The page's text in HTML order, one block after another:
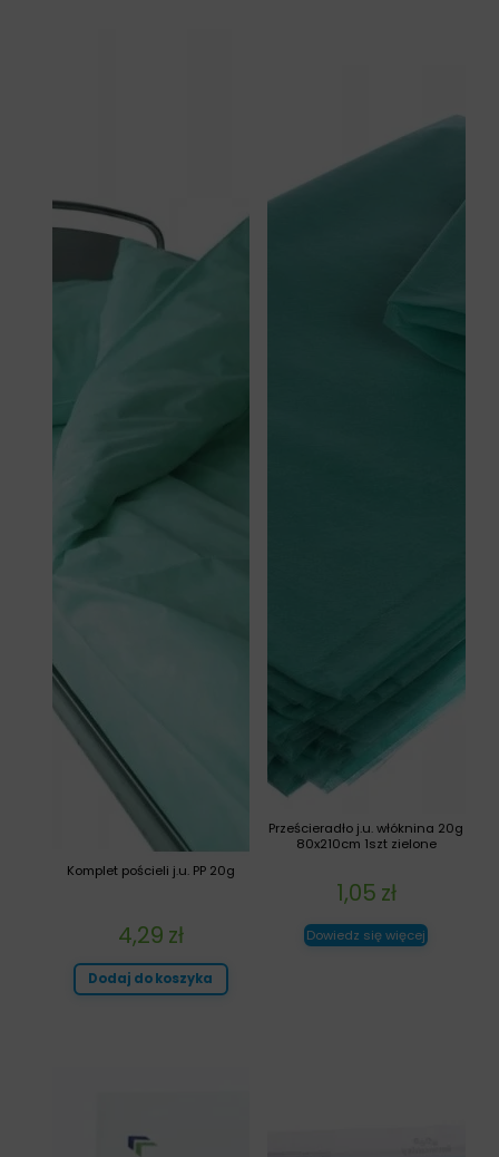
Prześcieradło j.u. włóknina 20g
80x210cm 1szt zielone
1,05 zł
Dowiedz się więcej
Komplet pościeli j.u. PP 20g
4,29 zł
Dodaj do koszyka